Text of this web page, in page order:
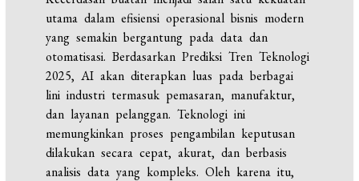
utama dalam efisiensi operasional bisnis modern
yang semakin bergantung pada data dan
otomatisasi. Berdasarkan Prediksi Tren Teknologi
2025, AI akan diterapkan luas pada berbagai
lini industri termasuk pemasaran, manufaktur,
dan layanan pelanggan. Teknologi ini
memungkinkan proses pengambilan keputusan
dilakukan secara cepat, akurat, dan berbasis
analisis data yang kompleks. Oleh karena itu,